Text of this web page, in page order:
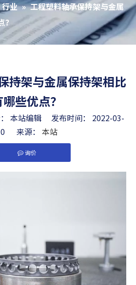
行业 » 工程塑料轴承保持架与金属
？
持架与金属保持架相比
些优点？
本站编辑 发布时间： 2022-03-
来源： 本站
询价